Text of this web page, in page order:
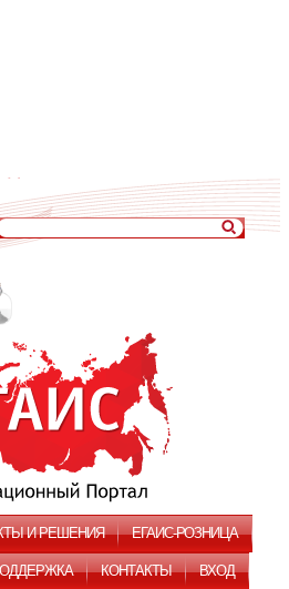
И РЕШЕНИЯ ЕГАИС-РОЗНИЦА
КОНТАКТЫ ВХОД